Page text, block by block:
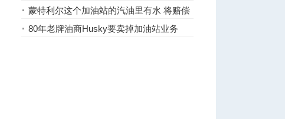
值得拥有
蒙特利尔这个加油站的汽油里有水 将赔偿
受损车辆
80年老牌油商Husky要卖掉加油站业务